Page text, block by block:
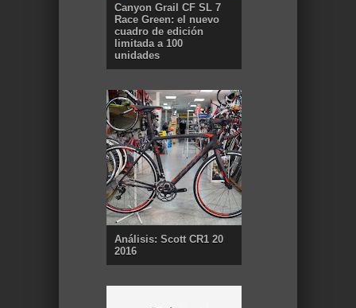
Canyon Grail CF SL 7
Race Green: el nuevo
cuadro de edición
limitada a 100
unidades
Análisis: Scott CR1 20
2016